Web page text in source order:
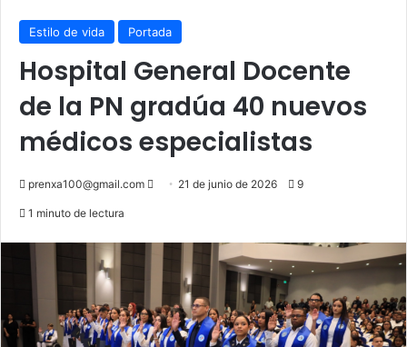
Estilo de vida Portada
Hospital General Docente
de la PN gradúa 40 nuevos
médicos especialistas
prenxa100@gmail.com
Send 21 de junio de 2026 9
1 minuto de lectura